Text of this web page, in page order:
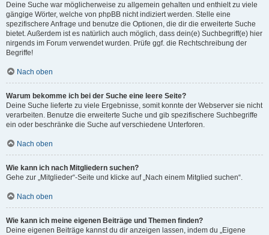
Deine Suche war möglicherweise zu allgemein gehalten und enthielt zu viele
gängige Wörter, welche von phpBB nicht indiziert werden. Stelle eine
spezifischere Anfrage und benutze die Optionen, die dir die erweiterte Suche
bietet. Außerdem ist es natürlich auch möglich, dass dein(e) Suchbegriff(e) hier
nirgends im Forum verwendet wurden. Prüfe ggf. die Rechtschreibung der
Begriffe!
Nach oben
Warum bekomme ich bei der Suche eine leere Seite?
Deine Suche lieferte zu viele Ergebnisse, somit konnte der Webserver sie nicht
verarbeiten. Benutze die erweiterte Suche und gib spezifischere Suchbegriffe
ein oder beschränke die Suche auf verschiedene Unterforen.
Nach oben
Wie kann ich nach Mitgliedern suchen?
Gehe zur „Mitglieder“-Seite und klicke auf „Nach einem Mitglied suchen“.
Nach oben
Wie kann ich meine eigenen Beiträge und Themen finden?
Deine eigenen Beiträge kannst du dir anzeigen lassen, indem du „Eigene